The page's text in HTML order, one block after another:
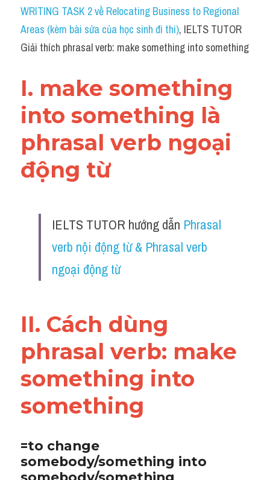
Idiom
Grammar
Word form
Cách dùng từ
Phân biệt từ
Đề thi thật Task 2
Writing
Reading
WRITING TASK 2 về Relocating Business to Regional
Areas (kèm bài sửa của học sinh đi thi), IELTS TUTOR
Giải thích phrasal verb: make something into something
I. make something
into something là
phrasal verb ngoại
động từ
IELTS TUTOR hướng dẫn Phrasal
verb nội động từ & Phrasal verb
ngoại động từ
II. Cách dùng
phrasal verb: make
something into
something
=to change
somebody/something into